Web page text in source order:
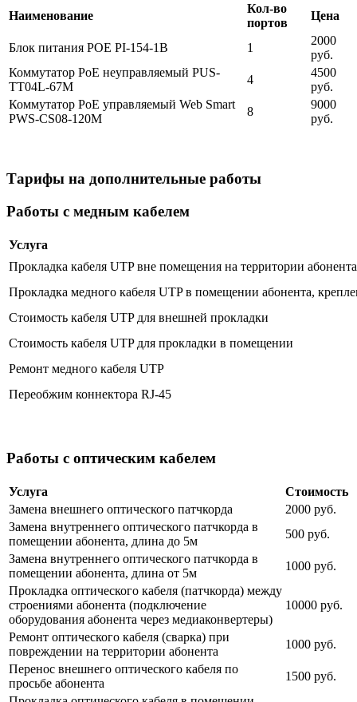
Наименование
Кол-во
портов
Цена
Блок питания POE PI-154-1B 1
2000
руб.
Коммутатор PoE неуправляемый PUS-
TT04L-67M
4
4500
руб.
Коммутатор PoE управляемый Web Smart
PWS-CS08-120M
8
9000
руб.
Тарифы на дополнительные работы
Работы с медным кабелем
Услуга
Прокладка кабеля UTP вне помещения на территории
Прокладка медного кабеля UTP в помещении абонента,
Стоимость кабеля UTP для внешней прокладки
Стоимость кабеля UTP для прокладки в помещении
Ремонт медного кабеля UTP
Переобжим коннектора RJ-45
Работы с оптическим кабелем
Услуга
Стоимость
Замена внешнего оптического патчкорда
2000 руб.
Замена внутреннего оптического патчкорда в
помещении абонента, длина до 5м
500 руб.
Замена внутреннего оптического патчкорда в
помещении абонента, длина от 5м
1000 руб.
Прокладка оптического кабеля (патчкорда) между
строениями абонента (подключение
оборудования абонента через медиаконвертеры)
10000 руб.
Ремонт оптического кабеля (сварка) при
повреждении на территории абонента
1000 руб.
Перенос внешнего оптического кабеля по
просьбе абонента
1500 руб.